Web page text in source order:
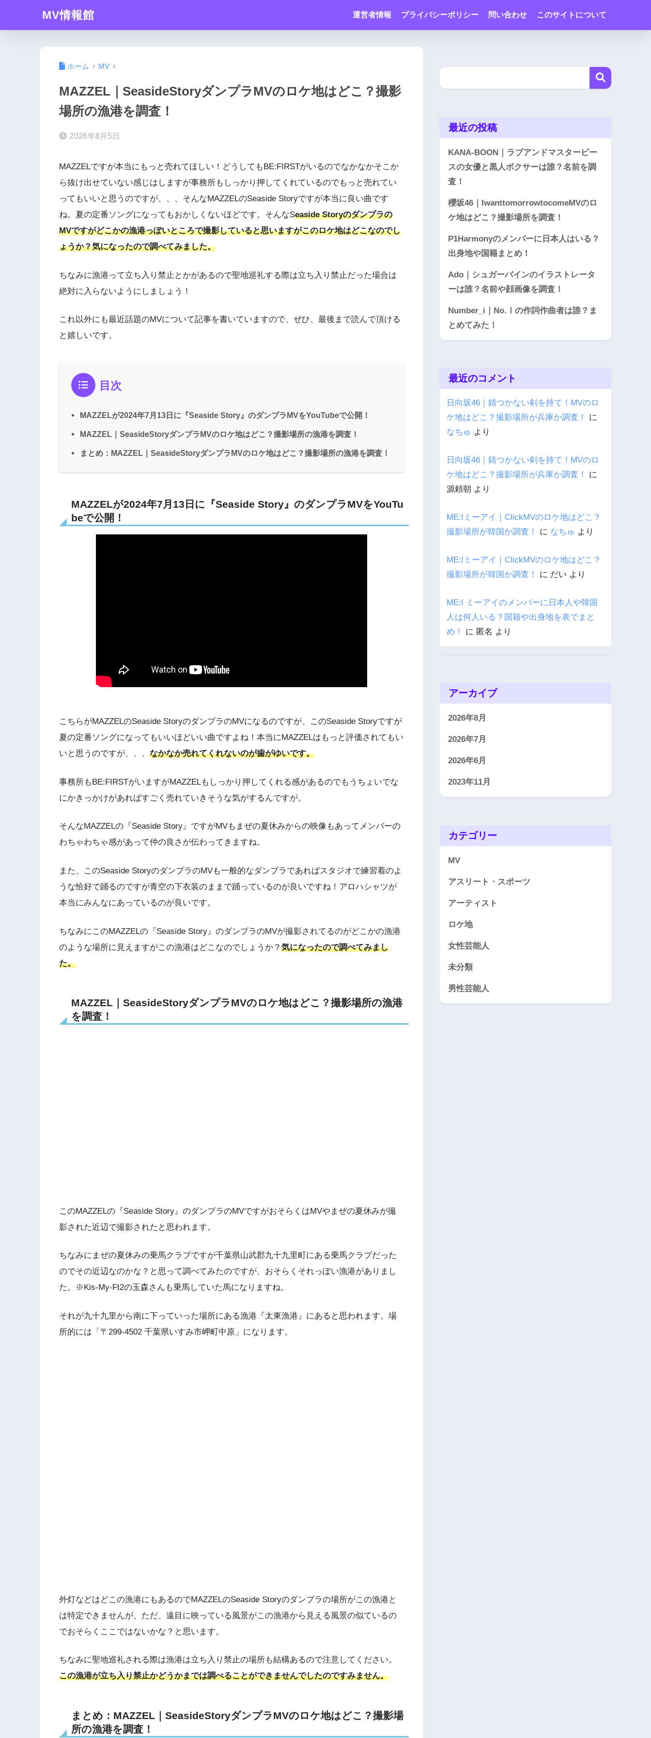
MV情報館 運営者情報 プライバシーポリシー 問い合わせ このサイトについて
ホーム MV
MAZZEL｜SeasideStoryダンプラMVのロケ地はどこ？撮影
場所の漁港を調査！
2026年8月5日
MAZZELですが本当にもっと売れてほしい！どうしてもBE:FIRSTがいるのでなかなかそこか
ら抜け出せていない感じはしますが事務所もしっかり押してくれているのでもっと売れてい
ってもいいと思うのですが、、、そんなMAZZELのSeaside Storyですが本当に良い曲です
ね。夏の定番ソングになってもおかしくないほどです。そんなSeaside Storyのダンプラの
MVですがどこかの漁港っぽいところで撮影していると思いますがこのロケ地はどこなのでし
ょうか？気になったので調べてみました。
ちなみに漁港って立ち入り禁止とかがあるので聖地巡礼する際は立ち入り禁止だった場合は
絶対に入らないようにしましょう！
これ以外にも最近話題のMVについて記事を書いていますので、ぜひ、最後まで読んで頂ける
と嬉しいです。
目次
MAZZELが2024年7月13日に『Seaside Story』のダンプラMVをYouTubeで公開！
MAZZEL｜SeasideStoryダンプラMVのロケ地はどこ？撮影場所の漁港を調査！
まとめ：MAZZEL｜SeasideStoryダンプラMVのロケ地はどこ？撮影場所の漁港を調査！
MAZZELが2024年7月13日に『Seaside Story』のダンプラMVをYouTu
beで公開！
こちらがMAZZELのSeaside StoryのダンプラのMVになるのですが、このSeaside Storyですが
夏の定番ソングになってもいいほどいい曲ですよね！本当にMAZZELはもっと評価されてもい
いと思うのですが、、、 なかなか売れてくれないのが歯がゆいです。
事務所もBE:FIRSTがいますがMAZZELもしっかり押してくれる感があるのでもうちょいでな
にかきっかけがあればすごく売れていきそうな気がするんですが。
そんなMAZZELの『Seaside Story』ですがMVもまぜの夏休みからの映像もあってメンバーの
わちゃわちゃ感があって仲の良さが伝わってきますね。
また、このSeaside StoryのダンプラのMVも一般的なダンプラであればスタジオで練習着のよ
うな恰好で踊るのですが青空の下衣装のままで踊っているのが良いですね！アロハシャツが
本当にみんなにあっているのが良いです。
ちなみにこのMAZZELの『Seaside Story』のダンプラのMVが撮影されてるのがどこかの漁港
のような場所に見えますがこの漁港はどこなのでしょうか？ 気になったので調べてみまし
た。
MAZZEL｜SeasideStoryダンプラMVのロケ地はどこ？撮影場所の漁港
を調査！
このMAZZELの『Seaside Story』のダンプラのMVですがおそらくはMVやまぜの夏休みが撮
影された近辺で撮影されたと思われます。
ちなみにまぜの夏休みの乗馬クラブですが千葉県山武郡九十九里町にある乗馬クラブだった
のでその近辺なのかな？と思って調べてみたのですが、おそらくそれっぽい漁港がありまし
た。※Kis-My-Ft2の玉森さんも乗馬していた馬になりますね。
それが九十九里から南に下っていった場所にある漁港『太東漁港』にあると思われます。場
所的には「〒299-4502 千葉県いすみ市岬町中原」になります。
外灯などはどこの漁港にもあるのでMAZZELのSeaside Storyのダンプラの場所がこの漁港と
は特定できませんが、ただ、遠目に映っている風景がこの漁港から見える風景の似ているの
でおそらくここではないかな？と思います。
ちなみに聖地巡礼される際は漁港は立ち入り禁止の場所も結構あるので注意してください。
この漁港が立ち入り禁止かどうかまでは調べることができませんでしたのですみません。
まとめ：MAZZEL｜SeasideStoryダンプラMVのロケ地はどこ？撮影場
所の漁港を調査！
最近の投稿
KANA-BOON｜ラブアンドマスターピー
スの女優と黒人ボクサーは誰？名前を調
査！
櫻坂46｜IwanttomorrowtocomeMVのロ
ケ地はどこ？撮影場所を調査！
P1Harmonyのメンバーに日本人はいる？
出身地や国籍まとめ！
Ado｜シュガーバインのイラストレータ
ーは誰？名前や顔画像を調査！
Number_i｜No.Ⅰの作詞作曲者は誰？ま
とめてみた！
最近のコメント
日向坂46｜錆つかない剣を持て！MVのロ
ケ地はどこ？撮影場所が兵庫か調査！
に
なちゅ より
日向坂46｜錆つかない剣を持て！MVのロ
ケ地はどこ？撮影場所が兵庫か調査！
に
源頼朝 より
ME:Iミーアイ｜ClickMVのロケ地はどこ？
撮影場所が韓国か調査！
に なちゅ より
ME:Iミーアイ｜ClickMVのロケ地はどこ？
撮影場所が韓国か調査！
に だい より
ME:I ミーアイのメンバーに日本人や韓国
人は何人いる？国籍や出身地を表でまと
め！
に 匿名 より
アーカイブ
2026年8月
2026年7月
2026年6月
2023年11月
カテゴリー
MV
アスリート・スポーツ
アーティスト
ロケ地
女性芸能人
未分類
男性芸能人